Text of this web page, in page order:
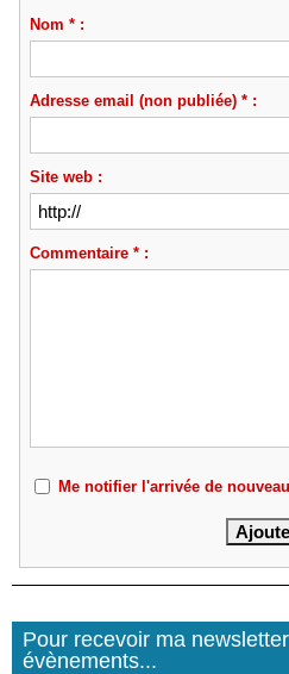
Nom * :
Adresse email (non publiée) * :
Site web :
Commentaire * :
Me notifier l'arrivée de
Pour recevoir ma
évènements...